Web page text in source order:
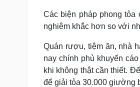
Các biện pháp phong tỏa
nghiêm khắc hơn so với
Quán rượu, tiệm ăn, nhà
nay chính phủ khuyến
khi không thật cần thiết.
để giải tỏa 30.000 giường